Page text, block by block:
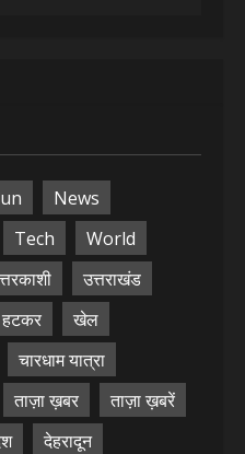
News
Tech
World
उत्तराखंड
खेल
चारधाम यात्रा
ताज़ा ख़बर
ताज़ा ख़बरें
देहरादून